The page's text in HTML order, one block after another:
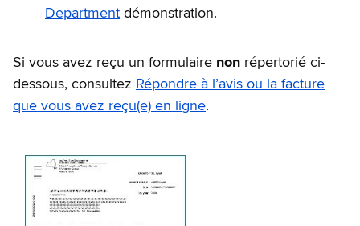
Department démonstration.
Si vous avez reçu un formulaire non répertorié ci-
dessous, consultez Répondre à l’avis ou la facture
que vous avez reçu(e) en ligne.